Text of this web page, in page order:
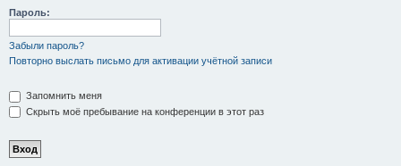
Пароль:
Забыли пароль?
Повторно выслать письмо для активации учётной записи
Запомнить меня
Скрыть моё пребывание на конференции в этот раз